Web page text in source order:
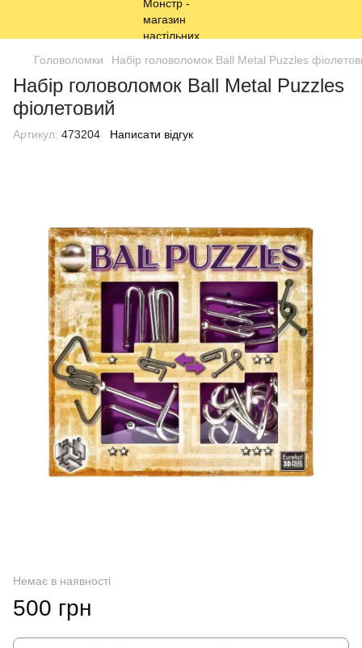
Головоломки Набір головоломок Ball Metal Puzzles
Набір головоломок Ball Metal Puzzles
фіолетовий
Артикул: 473204 Написати відгук
Немає в наявності
500 грн